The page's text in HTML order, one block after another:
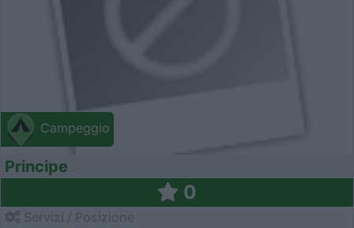
Campeggio
Principe
0